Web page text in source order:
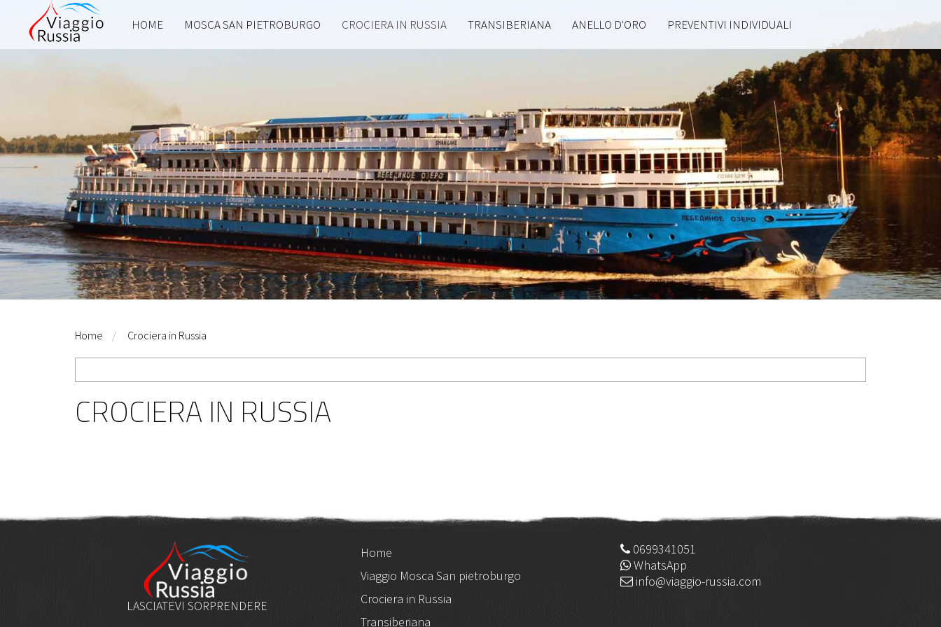
HOME MOSCA SAN PIETROBURGO CROCIERA IN RUSSIA TRANSIBERIANA ANELLO D'ORO PREVENTIVI INDIVIDUALI
Home Crociera in Russia
CROCIERA IN RUSSIA
LASCIATEVI SORPRENDERE
Home
Viaggio Mosca San pietroburgo
Crociera in Russia
Transiberiana
0699341051
WhatsApp
info@viaggio-russia.com